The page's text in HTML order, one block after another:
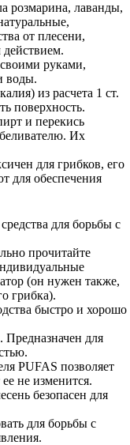
розмарина, лаванды,
от плесени,
руками,
воды.
из расчета 1 ст.
поверхность.
и перекись
Их
для грибков, его
для обеспечения
для борьбы с
прочитайте
(он нужен также,
грибка).
быстро и хорошо
Предназначен для
PUFAS позволяет
не изменится.
безопасен для
для борьбы с